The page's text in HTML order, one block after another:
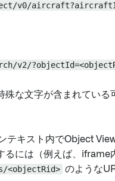
v0/
v2/
殊な文字が含まれている
テキスト内でObject
るには（例えば、iframe
<objectRid> のような